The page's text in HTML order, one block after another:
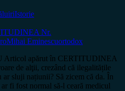
Istorie
Nr.
Mihai Eminescuortodox
apărut în CERTITUDINEA
de alţii, crezând că ilegalitățile
sluji națiunii? Să zicem că da. În
fi fost normal să-l ceară medicul